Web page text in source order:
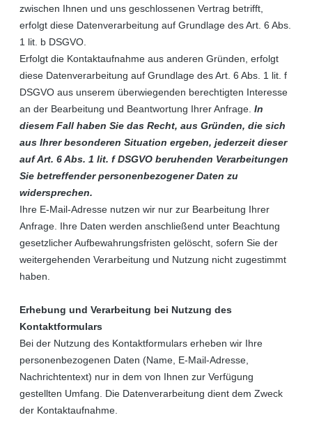
zwischen Ihnen und uns geschlossenen Vertrag betrifft,
erfolgt diese Datenverarbeitung auf Grundlage des Art. 6 Abs.
1 lit. b DSGVO.
Erfolgt die Kontaktaufnahme aus anderen Gründen, erfolgt
diese Datenverarbeitung auf Grundlage des Art. 6 Abs. 1 lit. f
DSGVO aus unserem überwiegenden berechtigten Interesse
an der Bearbeitung und Beantwortung Ihrer Anfrage. In
diesem Fall haben Sie das Recht, aus Gründen, die sich
aus Ihrer besonderen Situation ergeben, jederzeit dieser
auf Art. 6 Abs. 1 lit. f DSGVO beruhenden Verarbeitungen
Sie betreffender personenbezogener Daten zu
widersprechen.
Ihre E-Mail-Adresse nutzen wir nur zur Bearbeitung Ihrer
Anfrage. Ihre Daten werden anschließend unter Beachtung
gesetzlicher Aufbewahrungsfristen gelöscht, sofern Sie der
weitergehenden Verarbeitung und Nutzung nicht zugestimmt
haben.
Erhebung und Verarbeitung bei Nutzung des
Kontaktformulars
Bei der Nutzung des Kontaktformulars erheben wir Ihre
personenbezogenen Daten (Name, E-Mail-Adresse,
Nachrichtentext) nur in dem von Ihnen zur Verfügung
gestellten Umfang. Die Datenverarbeitung dient dem Zweck
der Kontaktaufnahme.